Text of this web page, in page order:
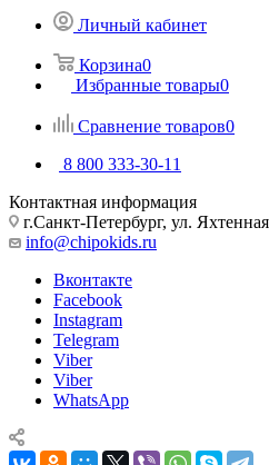
Личный кабинет
Корзина0
Избранные товары0
Сравнение товаров0
8 800 333-30-11
Контактная информация
г.Санкт-Петербург, ул.
info@chipokids.ru
Вконтакте
Facebook
Instagram
Telegram
Viber
Viber
WhatsApp